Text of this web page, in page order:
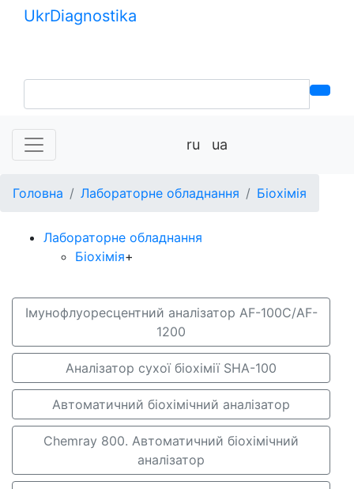
UkrDiagnostika
ru ua
Головна Лабораторне обладнання Біохімія
Лабораторне обладнання
Біохімія+
Імунофлуоресцентний аналізатор AF-100C/AF-
1200
Аналізатор сухої біохімії SHA-100
Автоматичний біохімічний аналізатор
Chemray 800. Автоматичний біохімічний
аналізатор